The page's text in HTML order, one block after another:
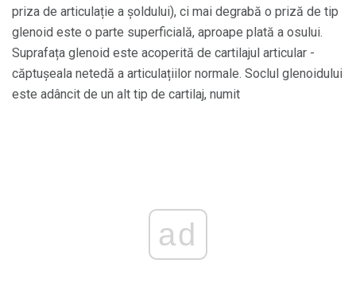
priza de articulație a șoldului), ci mai degrabă o priză de tip
glenoid este o parte superficială, aproape plată a osului.
Suprafața glenoid este acoperită de cartilajul articular -
căptușeala netedă a articulațiilor normale. Soclul glenoidului
este adâncit de un alt tip de cartilaj, numit
ad